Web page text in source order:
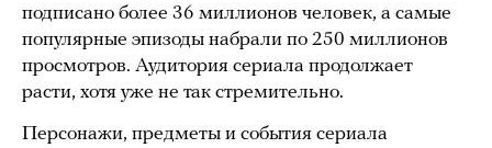
подписано более 36 миллионов человек, а самые
популярные эпизоды набрали по 250 миллионов
просмотров. Аудитория сериала продолжает
расти, хотя уже не так стремительно.
Персонажи, предметы и события сериала